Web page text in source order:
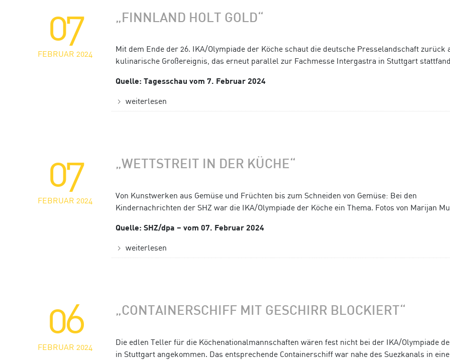
07
FEBRUAR 2024
„FINNLAND HOLT GOLD“
Mit dem Ende der 26. IKA/Olympiade der Köche schaut die deutsche Presselandschaft zurück
kulinarische Großereignis, das erneut parallel zur Fachmesse Intergastra in Stuttgart
Quelle: Tagesschau vom 7. Februar 2024
weiterlesen
07
FEBRUAR 2024
„WETTSTREIT IN DER KÜCHE“
Von Kunstwerken aus Gemüse und Früchten bis zum Schneiden von Gemüse: Bei den
Kindernachrichten der SHZ war die IKA/Olympiade der Köche ein Thema. Fotos von Marijan
Quelle: SHZ/dpa – vom 07. Februar 2024
weiterlesen
06
FEBRUAR 2024
„CONTAINERSCHIFF MIT GESCHIRR BLOCKIERT“
Die edlen Teller für die Köchenationalmannschaften wären fest nicht bei der IKA/Olympiade
in Stuttgart angekommen. Das entsprechende Containerschiff war nahe des Suezkanals in eine